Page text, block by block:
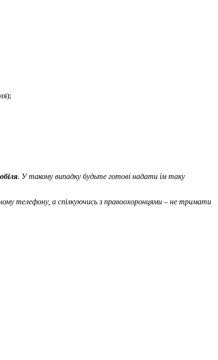
. У такому випадку будьте готові надати їм таку
телефону, а спілкуючись з правоохоронцями – не тримати